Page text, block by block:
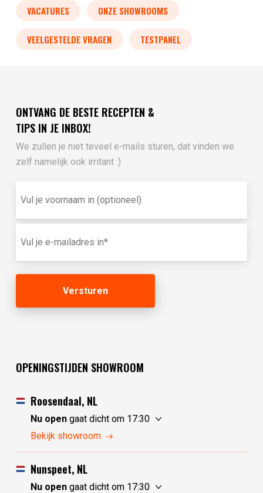
VACATURES ONZE SHOWROOMS
VEELGESTELDE VRAGEN TESTPANEL
ONTVANG DE BESTE RECEPTEN &
TIPS IN JE INBOX!
We zullen je niet teveel e-mails sturen, dat vinden we
zelf namelijk ook irritant :)
je
in
(optioneel)
mailadres
OPENINGSTIJDEN SHOWROOM
Roosendaal, NL
Nu opengaat dicht om 17:30
vrijdag
zaterdag
10:00 - 17:30
zondag
maandag
Bekijk showroom
Nunspeet, NL
Nu opengaat dicht om 17:30